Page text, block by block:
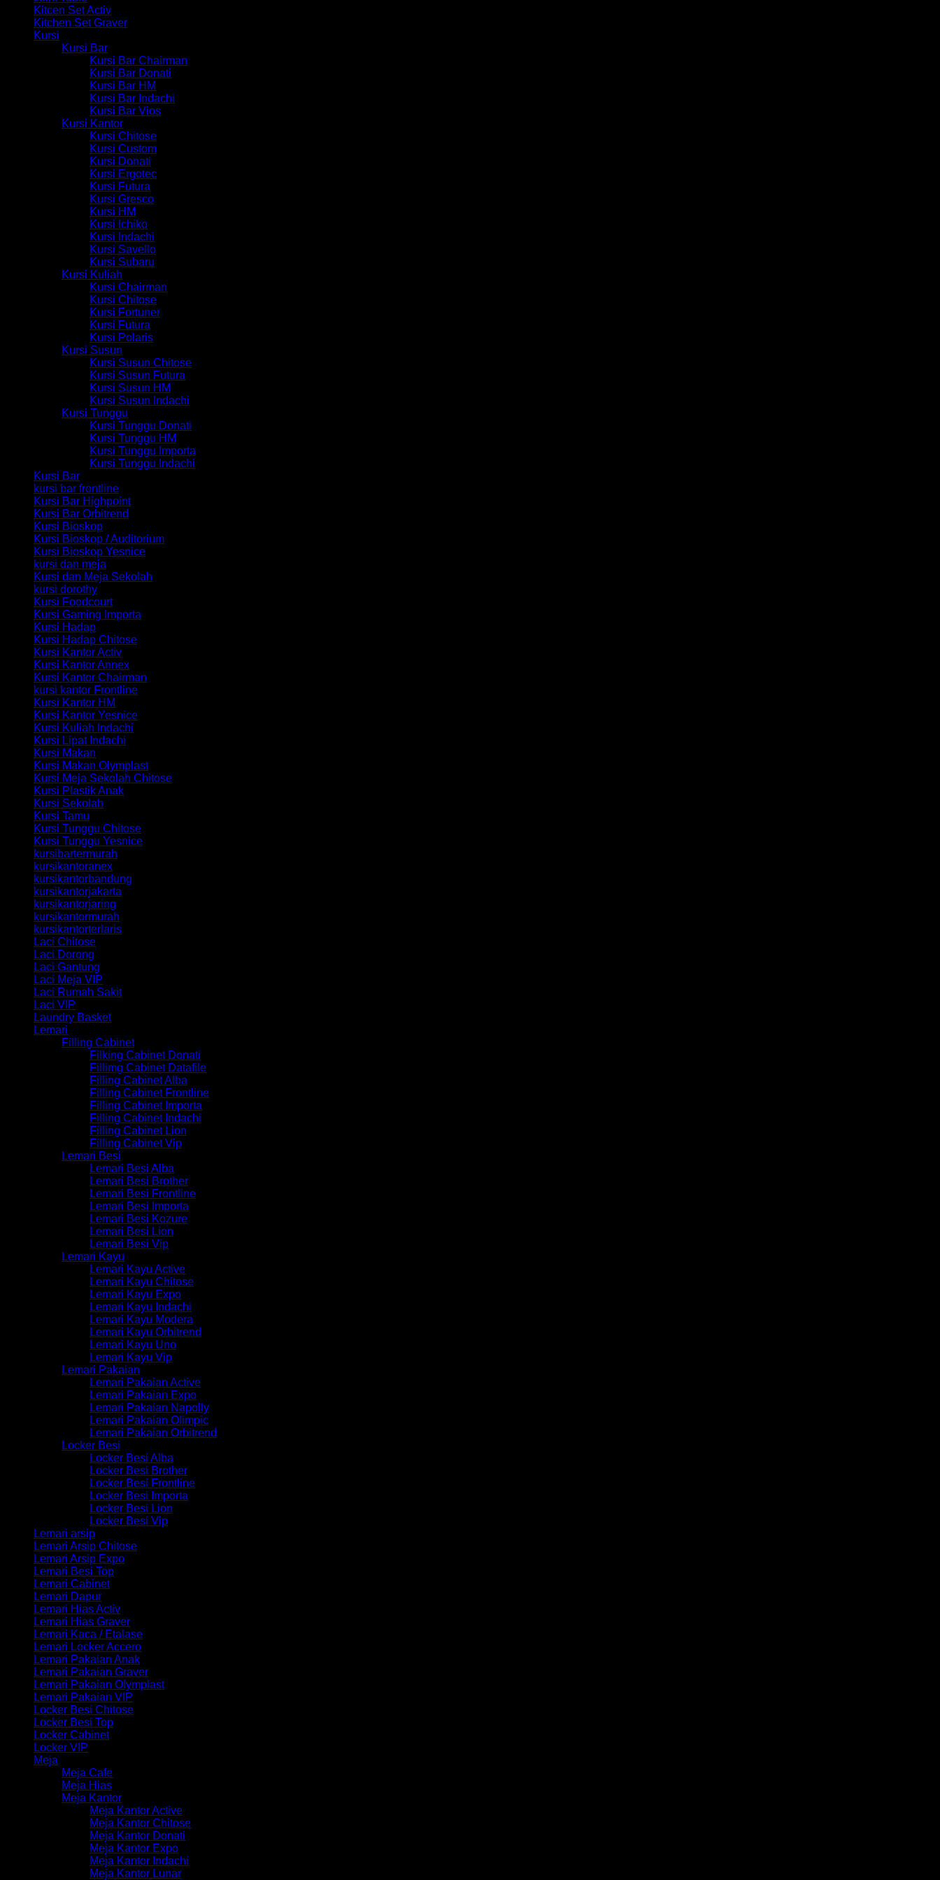
Kitcen Set Activ
Kitchen Set Graver
Kursi
Kursi Bar
Kursi Bar Chairman
Kursi Bar Donati
Kursi Bar HM
Kursi Bar Indachi
Kursi Bar Vios
Kursi Kantor
Kursi Chitose
Kursi Custom
Kursi Donati
Kursi Ergotec
Kursi Futura
Kursi Gresco
Kursi HM
Kursi Ichiko
Kursi Indachi
Kursi Savello
Kursi Subaru
Kursi Kuliah
Kursi Chairman
Kursi Chitose
Kursi Fortuner
Kursi Futura
Kursi Polaris
Kursi Susun
Kursi Susun Chitose
Kursi Susun Futura
Kursi Susun HM
Kursi Susun Indachi
Kursi Tunggu
Kursi Tunggu Donati
Kursi Tunggu HM
Kursi Tunggu Importa
Kursi Tunggu Indachi
Kursi Bar
kursi bar frontline
Kursi Bar Highpoint
Kursi Bar Orbitrend
Kursi Bioskop
Kursi Bioskop / Auditorium
Kursi Bioskop Yesnice
kursi dan meja
Kursi dan Meja Sekolah
kursi dorothy
Kursi Foodcourt
Kursi Gaming Importa
Kursi Hadap
Kursi Hadap Chitose
Kursi Kantor Activ
Kursi Kantor Annex
Kursi Kantor Chairman
kursi kantor Frontline
Kursi Kantor HM
Kursi Kantor Yesnice
Kursi Kuliah Indachi
Kursi Lipat Indachi
Kursi Makan
Kursi Makan Olymplast
Kursi Meja Sekolah Chitose
Kursi Plastik Anak
Kursi Sekolah
Kursi Tamu
Kursi Tunggu Chitose
Kursi Tunggu Yesnice
kursibartermurah
kursikantoranex
kursikantorbandung
kursikantorjakarta
kursikantorjaring
kursikantormurah
kursikantorterlaris
Laci Chitose
Laci Dorong
Laci Gantung
Laci Meja VIP
Laci Rumah Sakit
Laci VIP
Laundry Basket
Lemari
Filling Cabinet
Filking Cabinet Donati
Fillimg Cabinet Datafile
Filling Cabinet Alba
Filling Cabinet Frontline
Filling Cabinet Importa
Filling Cabinet Indachi
Filling Cabinet Lion
Filling Cabinet Vip
Lemari Besi
Lemari Besi Alba
Lemari Besi Brother
Lemari Besi Frontline
Lemari Besi Importa
Lemari Besi Kozure
Lemari Besi Lion
Lemari Besi Vip
Lemari Kayu
Lemari Kayu Active
Lemari Kayu Chitose
Lemari Kayu Expo
Lemari Kayu Indachi
Lemari Kayu Modera
Lemari Kayu Orbitrend
Lemari Kayu Uno
Lemari Kayu Vip
Lemari Pakaian
Lemari Pakaian Active
Lemari Pakaian Expo
Lemari Pakaian Napolly
Lemari Pakaian Olimpic
Lemari Pakaian Orbitrend
Locker Besi
Locker Besi Alba
Locker Besi Brother
Locker Besi Frontline
Locker Besi Importa
Locker Besi Lion
Locker Besi Vip
Lemari arsip
Lemari Arsip Chitose
Lemari Arsip Expo
Lemari Besi Top
Lemari Cabinet
Lemari Dapur
Lemari Hias Activ
Lemari Hias Graver
Lemari Kaca / Etalase
Lemari Locker Accero
Lemari Pakaian Anak
Lemari Pakaian Graver
Lemari Pakaian Olymplast
Lemari Pakaian VIP
Locker Besi Chitose
Locker Besi Top
Locker Cabinet
Locker VIP
Meja
Meja Cafe
Meja Hias
Meja Kantor
Meja Kantor Active
Meja Kantor Chitose
Meja Kantor Donati
Meja Kantor Expo
Meja Kantor Indachi
Meja Kantor Lunar